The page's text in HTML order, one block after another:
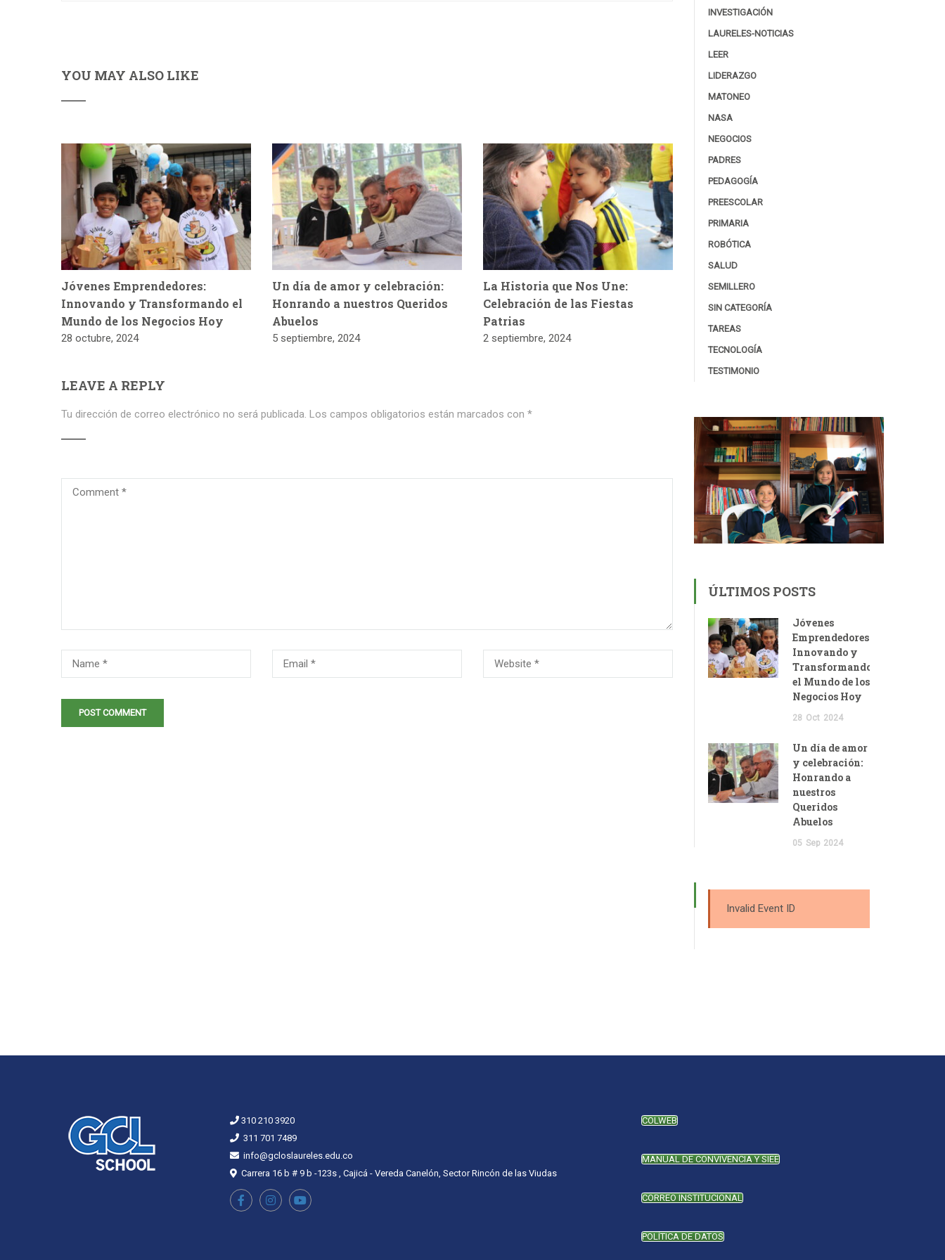
YOU MAY ALSO LIKE
Jóvenes Emprendedores:
Innovando y Transformando el
Mundo de los Negocios Hoy
28 octubre, 2024
Un día de amor y celebración:
Honrando a nuestros Queridos
Abuelos
5 septiembre, 2024
La Historia que Nos Une:
Celebración de las Fiestas
Patrias
2 septiembre, 2024
LEAVE A REPLY
Tu dirección de correo electrónico no será publicada. Los campos obligatorios están marcados con *
INVESTIGACIÓN
LAURELES-NOTICIAS
LEER
LIDERAZGO
MATONEO
NASA
NEGOCIOS
PADRES
PEDAGOGÍA
PREESCOLAR
PRIMARIA
ROBÓTICA
SALUD
SEMILLERO
SIN CATEGORÍA
TAREAS
TECNOLOGÍA
TESTIMONIO
ÚLTIMOS POSTS
Jóvenes
Emprendedores:
Innovando y
Transformando
el Mundo de los
Negocios Hoy
28 Oct 2024
Un día de amor
y celebración:
Honrando a
nuestros
Queridos
Abuelos
05 Sep 2024
Invalid Event ID
310 210 3920
311 701 7489
info@gcloslaureles.edu.co
Carrera 16 b # 9 b -123s , Cajicá - Vereda Canelón, Sector Rincón de las Viudas
COLWEB
MANUAL DE CONVIVENCIA Y SIEE
CORREO INSTITUCIONAL
POLÍTICA DE DATOS